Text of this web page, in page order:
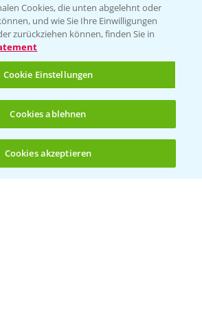
5:04
- Eine starke
im Mais
(noch 4)
Cookies, die unten abgelehnt oder
und wie Sie Ihre Einwilligungen
zurückziehen können, finden Sie in
Cookie Einstellungen
Cookies ablehnen
Cookies akzeptieren